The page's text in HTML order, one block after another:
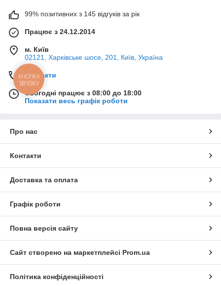
99% позитивних з 145 відгуків за рік
Працює з 24.12.2014
м. Київ
02121, Харківське шосе, 201, Київ, Україна
Контакти
Сьогодні працює з 08:00 до 18:00
Показати весь графік роботи
Про нас
Контакти
Доставка та оплата
Графік роботи
Повна версія сайту
Сайт створено на маркетплейсі Prom.ua
Політика конфіденційності
КНОПКА
ЗВ'ЯЗКУ